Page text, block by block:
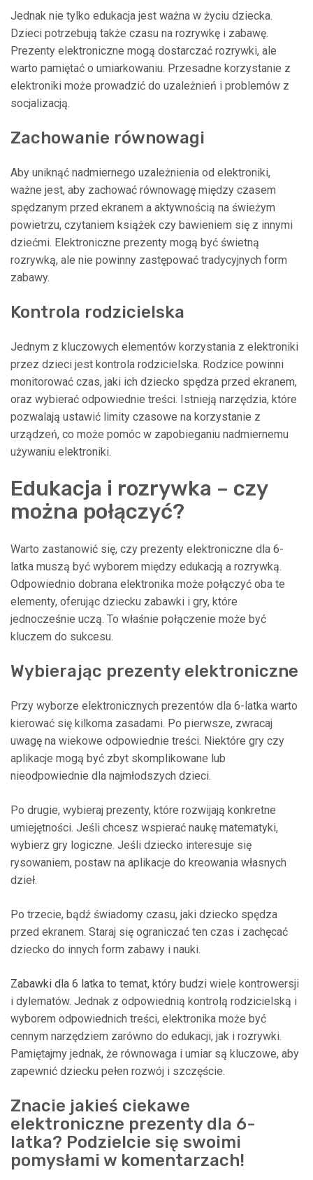
Jednak nie tylko edukacja jest ważna w życiu dziecka.
Dzieci potrzebują także czasu na rozrywkę i zabawę.
Prezenty elektroniczne mogą dostarczać rozrywki, ale
warto pamiętać o umiarkowaniu. Przesadne korzystanie z
elektroniki może prowadzić do uzależnień i problemów z
socjalizacją.
Zachowanie równowagi
Aby uniknąć nadmiernego uzależnienia od elektroniki,
ważne jest, aby zachować równowagę między czasem
spędzanym przed ekranem a aktywnością na świeżym
powietrzu, czytaniem książek czy bawieniem się z innymi
dziećmi. Elektroniczne prezenty mogą być świetną
rozrywką, ale nie powinny zastępować tradycyjnych form
zabawy.
Kontrola rodzicielska
Jednym z kluczowych elementów korzystania z elektroniki
przez dzieci jest kontrola rodzicielska. Rodzice powinni
monitorować czas, jaki ich dziecko spędza przed ekranem,
oraz wybierać odpowiednie treści. Istnieją narzędzia, które
pozwalają ustawić limity czasowe na korzystanie z
urządzeń, co może pomóc w zapobieganiu nadmiernemu
używaniu elektroniki.
Edukacja i rozrywka – czy
można połączyć?
Warto zastanowić się, czy prezenty elektroniczne dla 6-
latka muszą być wyborem między edukacją a rozrywką.
Odpowiednio dobrana elektronika może połączyć oba te
elementy, oferując dziecku zabawki i gry, które
jednocześnie uczą. To właśnie połączenie może być
kluczem do sukcesu.
Wybierając prezenty elektroniczne
Przy wyborze elektronicznych prezentów dla 6-latka warto
kierować się kilkoma zasadami. Po pierwsze, zwracaj
uwagę na wiekowe odpowiednie treści. Niektóre gry czy
aplikacje mogą być zbyt skomplikowane lub
nieodpowiednie dla najmłodszych dzieci.
Po drugie, wybieraj prezenty, które rozwijają konkretne
umiejętności. Jeśli chcesz wspierać naukę matematyki,
wybierz gry logiczne. Jeśli dziecko interesuje się
rysowaniem, postaw na aplikacje do kreowania własnych
dzieł.
Po trzecie, bądź świadomy czasu, jaki dziecko spędza
przed ekranem. Staraj się ograniczać ten czas i zachęcać
dziecko do innych form zabawy i nauki.
Zabawki dla 6 latka to temat, który budzi wiele kontrowersji
i dylematów. Jednak z odpowiednią kontrolą rodzicielską i
wyborem odpowiednich treści, elektronika może być
cennym narzędziem zarówno do edukacji, jak i rozrywki.
Pamiętajmy jednak, że równowaga i umiar są kluczowe, aby
zapewnić dziecku pełen rozwój i szczęście.
Znacie jakieś ciekawe
elektroniczne prezenty dla 6-
latka? Podzielcie się swoimi
pomysłami w komentarzach!